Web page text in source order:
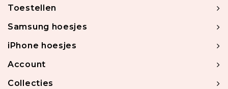
Toestellen
Samsung hoesjes
iPhone hoesjes
Account
Collecties